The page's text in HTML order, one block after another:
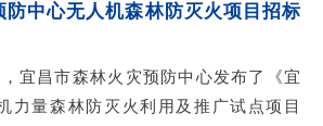
防中心无人机森林防灭火项目招标
宜昌市森林火灾预防中心发布了《宜
力量森林防灭火利用及推广试点项目